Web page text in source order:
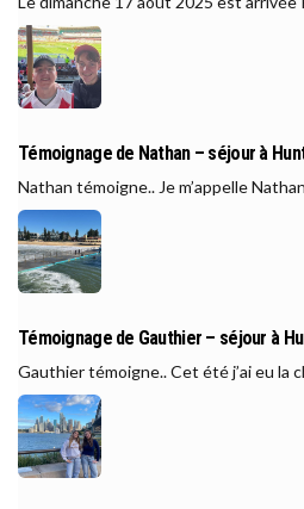
Témoignage de Nathan – séjour à
Nathan témoigne.. Je m’appelle
Témoignage de Gauthier – séjour à
Gauthier témoigne.. Cet été j’ai eu la